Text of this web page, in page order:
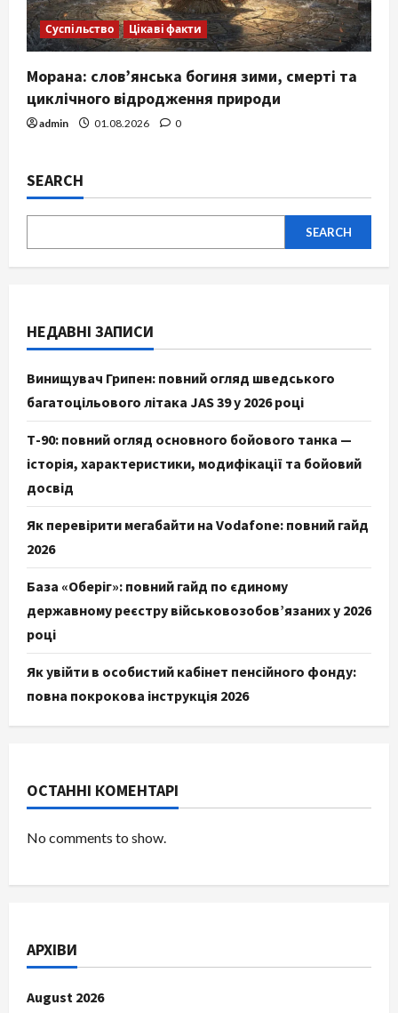
Суспільство Цікаві факти
Морана: слов’янська богиня зими, смерті та
циклічного відродження природи
admin 01.08.2026 0
SEARCH
SEARCH
НЕДАВНІ ЗАПИСИ
Винищувач Грипен: повний огляд шведського
багатоцільового літака JAS 39 у 2026 році
Т-90: повний огляд основного бойового танка —
історія, характеристики, модифікації та бойовий
досвід
Як перевірити мегабайти на Vodafone: повний гайд
2026
База «Оберіг»: повний гайд по єдиному
державному реєстру військовозобов’язаних у 2026
році
Як увійти в особистий кабінет пенсійного фонду:
повна покрокова інструкція 2026
ОСТАННІ КОМЕНТАРІ
No comments to show.
АРХІВИ
August 2026